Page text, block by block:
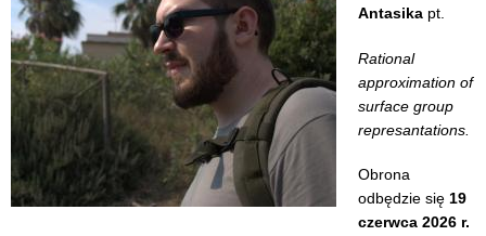
Antasika pt.
Rational
approximation of
surface group
represantations.
Obrona
odbędzie się 19
czerwca 2026 r.